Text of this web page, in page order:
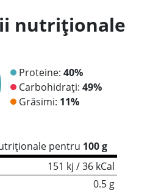
nutriționale
Proteine: 40%
Carbohidrați: 49%
Grăsimi: 11%
pentru 100 g
151 kj / 36 kCal
0.5 g